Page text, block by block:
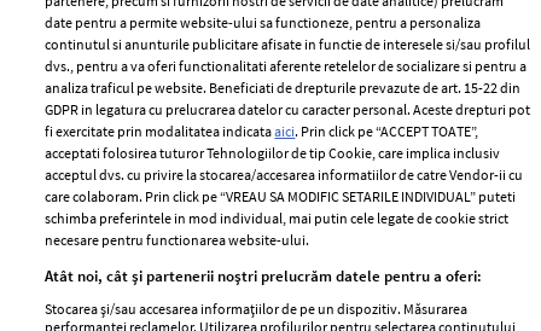
ELLE Style Awards
2024
Despre ELLE
Romania
Contact
Abonamente
Termeni si conditii
Politica de
confidențialitate
Politica de cookies
Publicitate
GSP
femei
Viva
date pentru a permite website-ului sa functioneze, pentru a personaliza
continutul si anunturile publicitare afisate in functie de interesele si/sau profilul
dvs., pentru a va oferi functionalitati aferente retelelor de socializare si pentru a
analiza traficul pe website. Beneficiati de drepturile prevazute de art. 15-22 din
GDPR in legatura cu prelucrarea datelor cu caracter personal. Aceste drepturi pot
fi exercitate prin modalitatea indicataaici. Prin click pe “ACCEPT TOATE”,
acceptati folosirea tuturor Tehnologiilor de tip Cookie, care implica inclusiv
acceptul dvs. cu privire la stocarea/accesarea informatiilor de catre Vendor-ii cu
care colaboram. Prin click pe “VREAU SA MODIFIC SETARILE INDIVIDUAL” puteti
schimba preferintele in mod individual, mai putin cele legate de cookie strict
necesare pentru functionarea website-ului.
Atât noi, cât și partenerii noștri prelucrăm datele pentru a oferi:
Stocarea și/sau accesarea informațiilor de pe un dispozitiv. Măsurarea
performanței reclamelor. Utilizarea profilurilor pentru selectarea conținutului